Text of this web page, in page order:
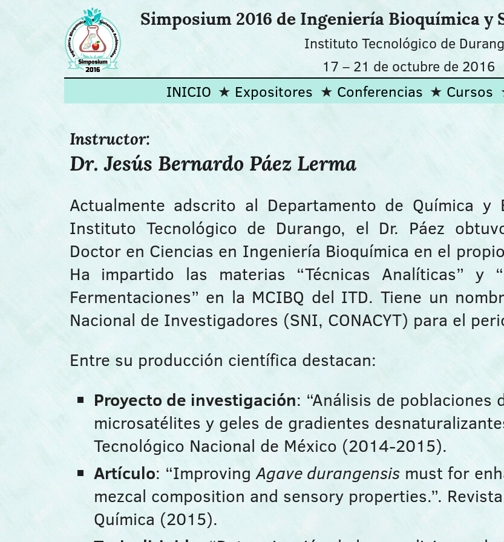
Simposium 2016 de Ingeniería Bioquímica y
Instituto Tecnológico de
17 – 21 de octubre de 2016
INICIO Expositores Conferencias Cursos
Instructor:
Dr. Jesús Bernardo Páez Lerma
Actualmente adscrito al Departamento de Química y
Instituto Tecnológico de Durango, el Dr. Páez
Doctor en Ciencias en Ingeniería Bioquímica en el
Ha impartido las materias “Técnicas Analíticas” y
Fermentaciones” en la MCIBQ del ITD. Tiene un
Nacional de Investigadores (SNI, CONACYT) para el
Entre su producción científica destacan:
Proyecto de investigación: “Análisis de poblaciones
microsatélites y geles de gradientes
Tecnológico Nacional de México (2014-2015).
Artículo: “Improving Agave durangensismust for
mezcal composition and sensory properties.”.
Química (2015).